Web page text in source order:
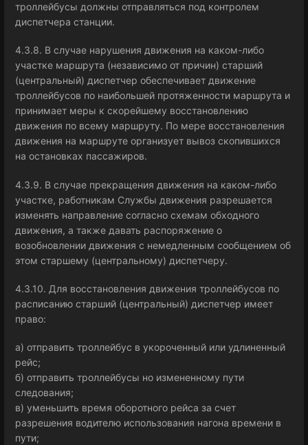
троллейбусы должны отправляться под контролем
диспетчера станции.
4.3.8. В случае нарушения движения на каком-либо
участке маршрута (независимо от причин) старший
(центральный) диспетчер обеспечивает движение
троллейбусов по наибольшей протяженности маршрута и
принимает меры к скорейшему восстановлению
движения по всему маршруту. По мере восстановления
движения на маршруте организует вывоз скопившихся
на остановках пассажиров.
4.3.9. В случае прекращения движения на каком-либо
участке, работникам Службы движения разрешается
изменять направление согласно схемам обходного
движения, а также давать распоряжение о
возобновлении движения с немедленным сообщением об
этом старшему (центральному) диспетчеру.
4.3.10. Для восстановления движения троллейбусов по
расписанию старший (центральный) диспетчер имеет
право:
а) отправить троллейбус в укороченный или удлиненный
рейс;
б) отправить троллейбусы но измененному пути
следования;
в) уменьшить время оборотного рейса за счет
разрешения водителю использования нагона времени в
пути;